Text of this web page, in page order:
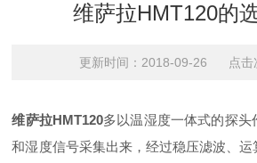
维萨拉HMT120的
更新时间：2018-09-26 点击
维萨拉HMT120多以温湿度一体式的探
和湿度信号采集出来，经过稳压滤波、运